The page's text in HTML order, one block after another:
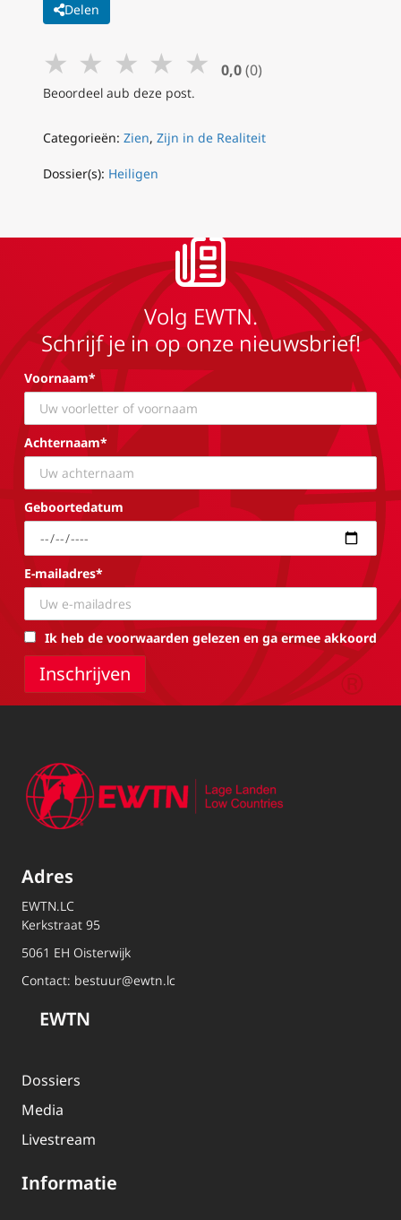
Delen
★ ★ ★ ★ ★ 0,0 (0)
Beoordeel aub deze post.
Categorieën: Zien, Zijn in de Realiteit
Dossier(s): Heiligen
Volg EWTN.
Schrijf je in op onze nieuwsbrief!
Voornaam*
Achternaam*
Geboortedatum
E-mailadres*
Ik heb de voorwaarden gelezen en ga ermee akkoord
Adres
EWTN.LC
Kerkstraat 95
5061 EH Oisterwijk
Contact: bestuur@ewtn.lc
EWTN
Dossiers
Media
Livestream
Informatie